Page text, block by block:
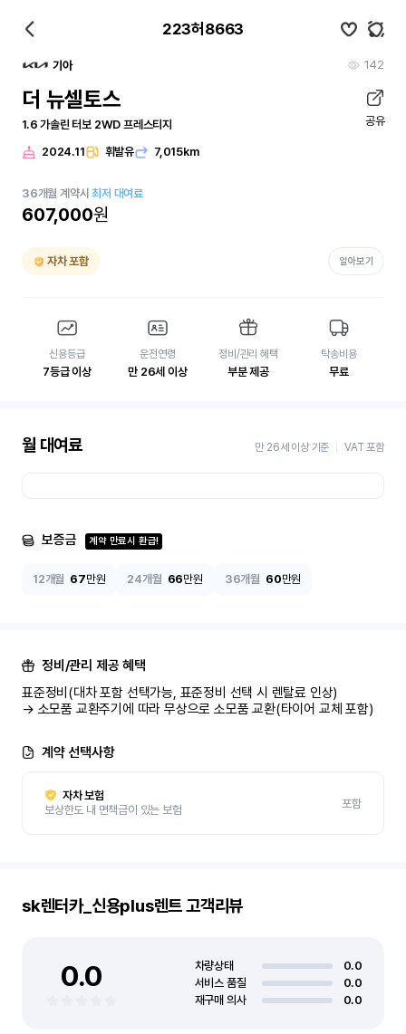
223허8663
기아 142
더 뉴셀토스
1.6 가솔린 터보 2WD 프레스티지 공유
2024.11 휘발유 7,015km
36개월 계약시최저 대여료
607,000원
자차 포함 알아보기
신용등급
7등급 이상
운전연령
만 26세 이상
정비/관리 혜택
부분 제공
탁송비용
무료
월 대여료 만 26세 이상 기준 VAT 포함
보증금 계약 만료시 환급!
12개월 67만원 24개월 66만원 36개월 60만원
정비/관리 제공 혜택
표준정비(대차 포함 선택가능, 표준정비 선택 시 렌탈료 인상)
→ 소모품 교환주기에 따라 무상으로 소모품 교환(타이어 교체 포함)
계약 선택사항
자차 보험
보상한도 내 면책금이 있는 보험
포함
sk렌터카_신용plus렌트고객리뷰
0.0 차량상태
0.0
서비스 품질
0.0
재구매 의사
0.0